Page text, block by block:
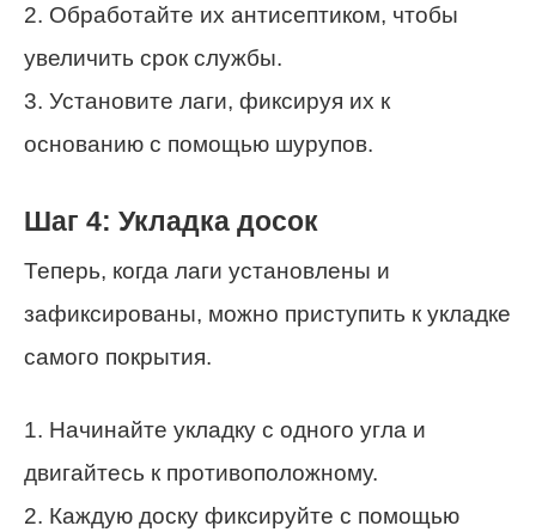
2. Обработайте их антисептиком, чтобы
увеличить срок службы.
3. Установите лаги, фиксируя их к
основанию с помощью шурупов.
Шаг 4: Укладка досок
Теперь, когда лаги установлены и
зафиксированы, можно приступить к укладке
самого покрытия.
1. Начинайте укладку с одного угла и
двигайтесь к противоположному.
2. Каждую доску фиксируйте с помощью